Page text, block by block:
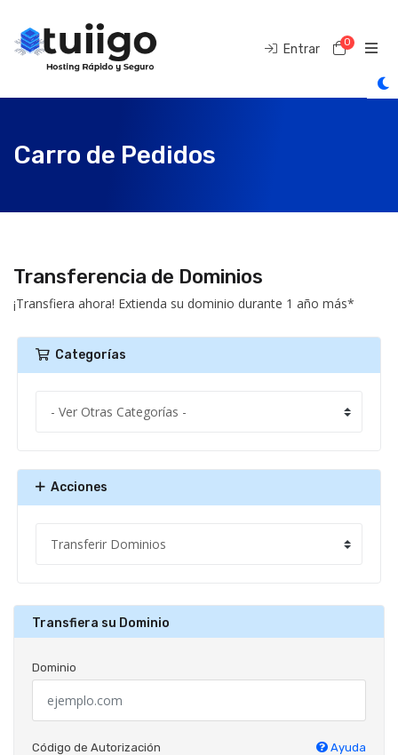
Entrar 0Carro
Carro de Pedidos
Transferencia de Dominios
¡Transfiera ahora! Extienda su dominio durante 1 año más*
Categorías
Acciones
Transfiera su Dominio
Dominio
Código de Autorización Ayuda